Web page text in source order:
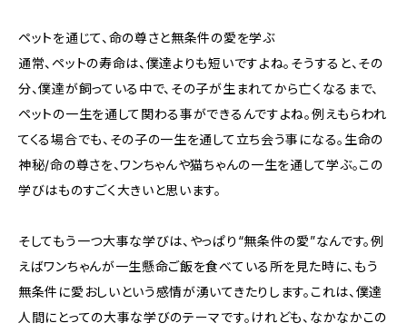
ペットを通じて、命の尊さと無条件の愛を学ぶ
通常、ペットの寿命は、僕達よりも短いですよね。そうすると、その
分、僕達が飼っている中で、その子が生まれてから亡くなるまで、
ペットの一生を通して関わる事ができるんですよね。例えもらわれ
てくる場合でも、その子の一生を通して立ち会う事になる。生命の
神秘/命の尊さを、ワンちゃんや猫ちゃんの一生を通して学ぶ。この
学びはものすごく大きいと思います。
そしてもう一つ大事な学びは、やっぱり“無条件の愛”なんです。例
えばワンちゃんが一生懸命ご飯を食べている所を見た時に、もう
無条件に愛おしいという感情が湧いてきたりします。これは、僕達
人間にとっての大事な学びのテーマです。けれども、なかなかこの